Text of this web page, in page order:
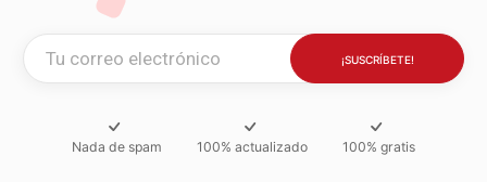
Nada de spam 100% actualizado 100% gratis